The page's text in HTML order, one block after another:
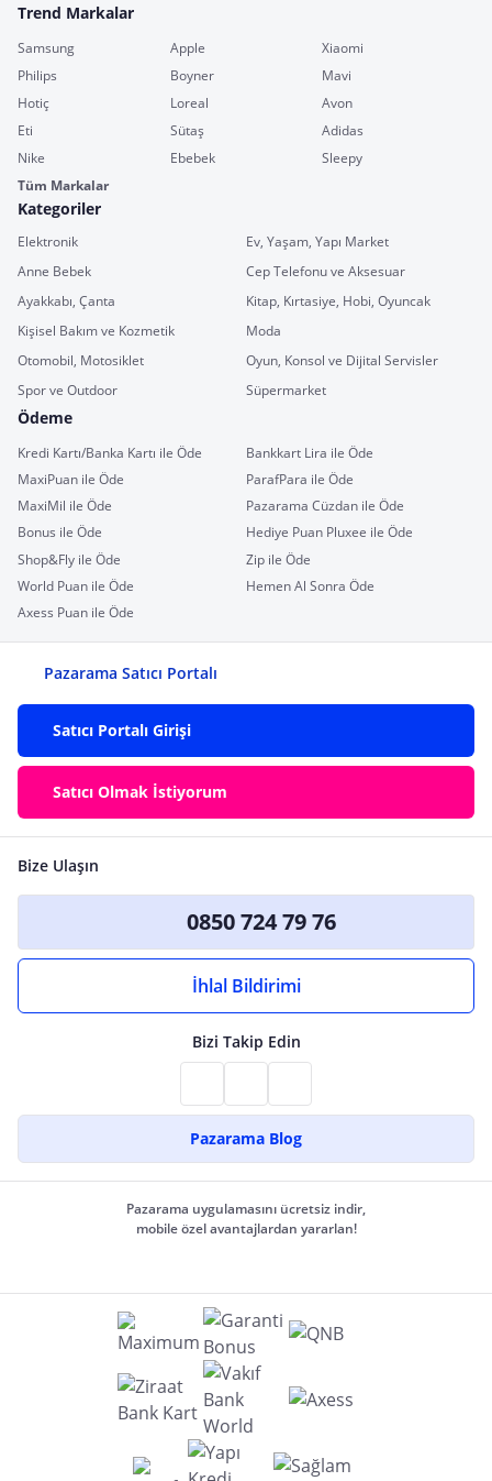
Trend Markalar
Samsung Apple
Xiaomi
Philips
Boyner
Mavi
Hotiç
Loreal
Avon
Eti
Sütaş
Adidas
Nike
Ebebek
Sleepy
Tüm Markalar
Kategoriler
Elektronik
Ev, Yaşam, Yapı Market
Anne Bebek
Cep Telefonu ve Aksesuar
Ayakkabı, Çanta
Kitap, Kırtasiye, Hobi, Oyuncak
Kişisel Bakım ve Kozmetik
Moda
Otomobil, Motosiklet
Oyun, Konsol ve Dijital Servisler
Spor ve Outdoor
Süpermarket
Ödeme
Kredi Kartı/Banka Kartı ile Öde
Bankkart Lira ile Öde
MaxiPuan ile Öde
ParafPara ile Öde
MaxiMil ile Öde
Pazarama Cüzdan ile Öde
Bonus ile Öde
Hediye Puan Pluxee ile Öde
Shop&Fly ile Öde
Zip ile Öde
World Puan ile Öde
Hemen Al Sonra Öde
Axess Puan ile Öde
Pazarama Satıcı Portalı
Satıcı Portalı Girişi
Satıcı Olmak İstiyorum
Bize Ulaşın
0850 724 79 76
İhlal Bildirimi
Bizi Takip Edin
Pazarama Blog
Pazarama uygulamasını ücretsiz indir,
mobile özel avantajlardan yararlan!